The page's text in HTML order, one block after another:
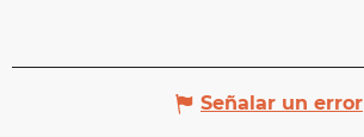
Señalar un error